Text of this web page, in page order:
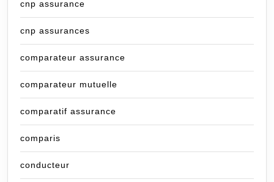
cnp assurance
cnp assurances
comparateur assurance
comparateur mutuelle
comparatif assurance
comparis
conducteur